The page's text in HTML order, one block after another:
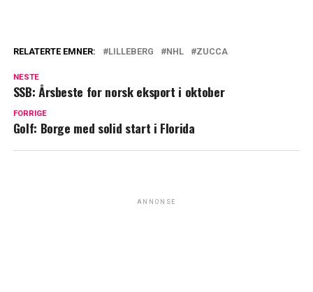
RELATERTE EMNER: LILLEBERG NHL ZUCCA
NESTE
SSB: Årsbeste for norsk eksport i oktober
FORRIGE
Golf: Borge med solid start i Florida
ANNONSE